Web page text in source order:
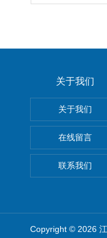
关于我们
关于我们
在线留言
联系我们
Copyright © 2026